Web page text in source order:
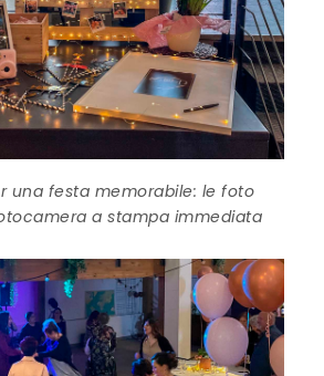
una festa memorabile: le foto
a stampa immediata